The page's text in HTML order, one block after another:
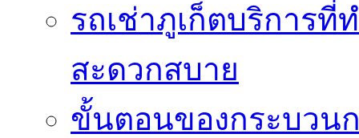
รถเช่าภูเก็ตบริการ
สะดวกสบาย
ขั้นตอนของกระบวน